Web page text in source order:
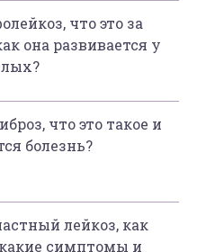
что это за
она развивается у
что это такое и
болезнь?
лейкоз, как
какие симптомы и